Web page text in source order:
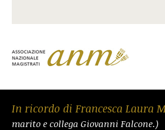
In ricordo di Francesca Laura
marito e collega Giovanni Falcone.)